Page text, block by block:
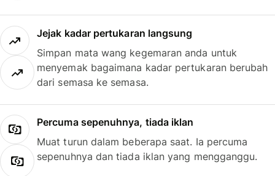
Jejak kadar pertukaran langsung
Simpan mata wang kegemaran anda untuk
menyemak bagaimana kadar pertukaran berubah
dari semasa ke semasa.
Percuma sepenuhnya, tiada iklan
Muat turun dalam beberapa saat. Ia percuma
sepenuhnya dan tiada iklan yang mengganggu.